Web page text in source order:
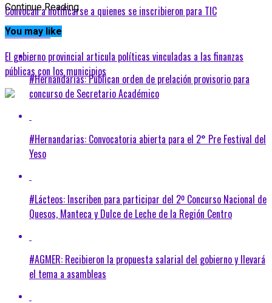
Convocan a notificarse a quienes se inscribieron para TIC
Don't Miss
El gobierno provincial articula políticas vinculadas a las finanzas
públicas con los municipios
Continue Reading
You may like
#Hernandarias: Publican orden de prelación provisorio para
concurso de Secretario Académico
#Hernandarias: Convocatoria abierta para el 2° Pre Festival del
Yeso
#Lácteos: Inscriben para participar del 2º Concurso Nacional de
Quesos, Manteca y Dulce de Leche de la Región Centro
#AGMER: Recibieron la propuesta salarial del gobierno y llevará
el tema a asambleas